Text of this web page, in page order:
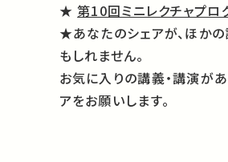
★第10回ミニレクチャプロ
★あなたのシェアが、ほか
もしれません。
お気に入りの講義・講演が
アをお願いします。